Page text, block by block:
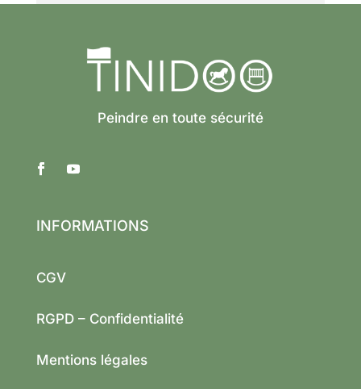
Peindre en toute sécurité
INFORMATIONS
CGV
RGPD – Confidentialité
Mentions légales